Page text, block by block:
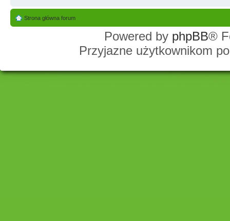
Strona główna forum
Powered by phpBB®
Przyjazne użytkownikom